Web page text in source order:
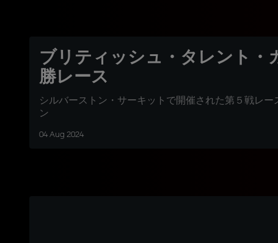
ブリティッシュ・タレント・
勝レース
シルバーストン・サーキットで開催された第５戦レー
ン
04 Aug 2024